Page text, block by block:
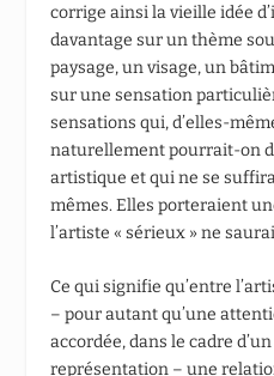
corrige ainsi la vieille idée
davantage sur un thème
paysage, un visage, un
sur une sensation
sensations qui, d’elles-
naturellement pourrait-on
artistique et qui ne se
mêmes. Elles porteraient
l’artiste « sérieux » ne
Ce qui signifie qu’entre
– pour autant qu’une
accordée, dans le cadre
représentation – une